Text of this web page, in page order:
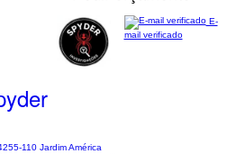
110 Jardim América
E-
mail verificado